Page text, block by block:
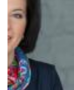
Галерея
Контакты